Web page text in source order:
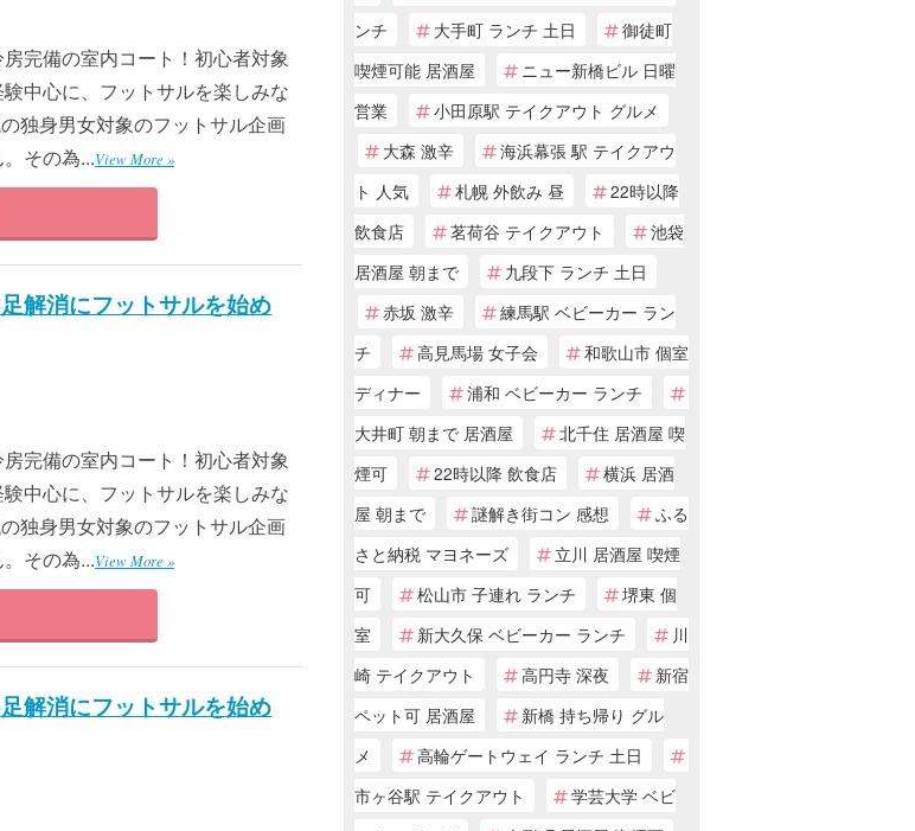
完備の室内コート！初心者対象
中心に、フットサルを楽しみな
独身男女対象のフットサル企画
その為...View More »
解消にフットサルを始め
完備の室内コート！初心者対象
中心に、フットサルを楽しみな
独身男女対象のフットサル企画
その為...View More »
解消にフットサルを始め
ンチ
大手町 ランチ 土日
御徒町
喫煙可能 居酒屋
ニュー新橋ビル 日曜
営業
小田原駅 テイクアウト グルメ
大森 激辛
海浜幕張 駅 テイクアウ
ト 人気
札幌 外飲み 昼
22時以降
飲食店
茗荷谷 テイクアウト
池袋
居酒屋 朝まで
九段下 ランチ 土日
赤坂 激辛
練馬駅 ベビーカー ラン
チ
高見馬場 女子会
和歌山市 個室
ディナー
浦和 ベビーカー ランチ
大井町 朝まで 居酒屋
北千住 居酒屋 喫
煙可
22時以降 飲食店
横浜 居酒
屋 朝まで
謎解き街コン 感想
ふる
さと納税 マヨネーズ
立川 居酒屋 喫煙
可
松山市 子連れ ランチ
堺東 個
室
新大久保 ベビーカー ランチ
川
崎 テイクアウト
高円寺 深夜
新宿
ペット可 居酒屋
新橋 持ち帰り グル
メ
高輪ゲートウェイ ランチ 土日
市ヶ谷駅 テイクアウト
学芸大学 ベビ